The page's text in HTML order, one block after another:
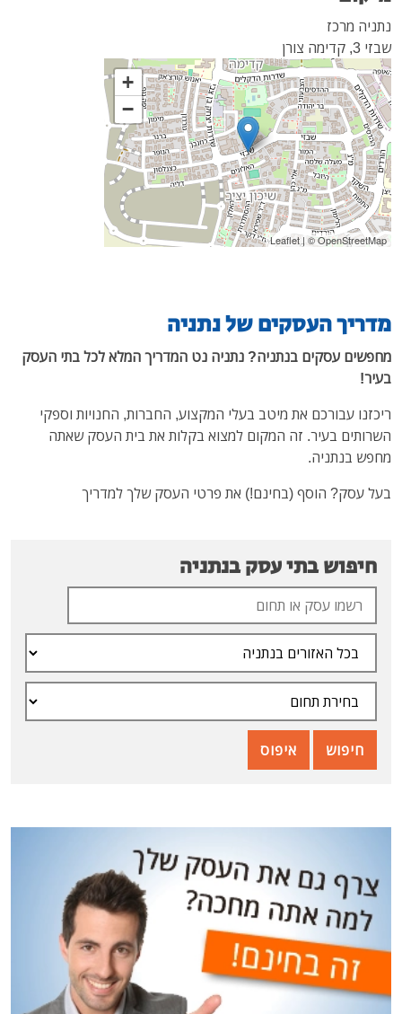
נתניה מרכז
שבזי 3, קדימה צורן
+
−
Leaflet | ©OpenStreetMap
מדריך העסקים של נתניה
מחפשים עסקים בנתניה? נתניה נט המדריך המלא לכל בתי העסק
בעיר!
ריכזנו עבורכם את מיטב בעלי המקצוע, החברות, החנויות וספקי
השרותים בעיר. זה המקום למצוא בקלות את בית העסק שאתה
מחפש בנתניה.
בעל עסק? הוסף (בחינם!) את פרטי העסק שלך למדריך
חיפוש בתי עסק בנתניה
חיפוש איפוס